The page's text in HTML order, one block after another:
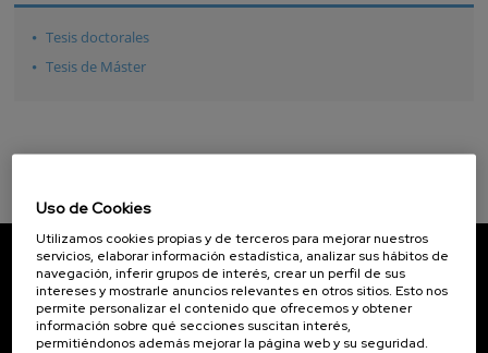
Tesis doctorales
Tesis de Máster
CIC nanoGUNE
Tolosa Hiribidea, 76
E-20018 Donostia / San Sebastian
+34 9... Ver teléfono·nano@nanogune.eu
Uso de Cookies
Utilizamos cookies propias y de terceros para mejorar nuestros
servicios, elaborar información estadística, analizar sus hábitos de
navegación, inferir grupos de interés, crear un perfil de sus
intereses y mostrarle anuncios relevantes en otros sitios. Esto nos
permite personalizar el contenido que ofrecemos y obtener
información sobre qué secciones suscitan interés,
permitiéndonos además mejorar la página web y su seguridad.